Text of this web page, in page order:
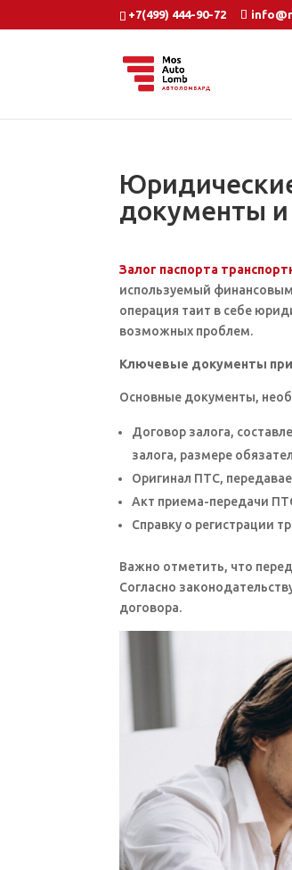
+7(499) 444-90-72
документы и
Залог паспорта
используемый
операция таит в себе
возможных проблем.
Ключевые документы
Основные документы,
Договор залога,
залога, размере
Оригинал ПТС,
Акт приема-передачи
Справку о регистрации
Важно отметить, что
Согласно
договора.